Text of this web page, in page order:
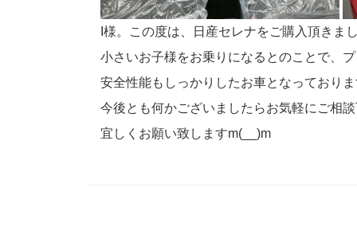
I様。この度は、日産セレナをご購入頂きま
小さいお子様をお乗りになるとのことで、
安全性能もしっかりしたお車となっており
今後とも何かございましたらお気軽にご相
宜しくお願い致しますm(__)m